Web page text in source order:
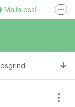
Maila oss!